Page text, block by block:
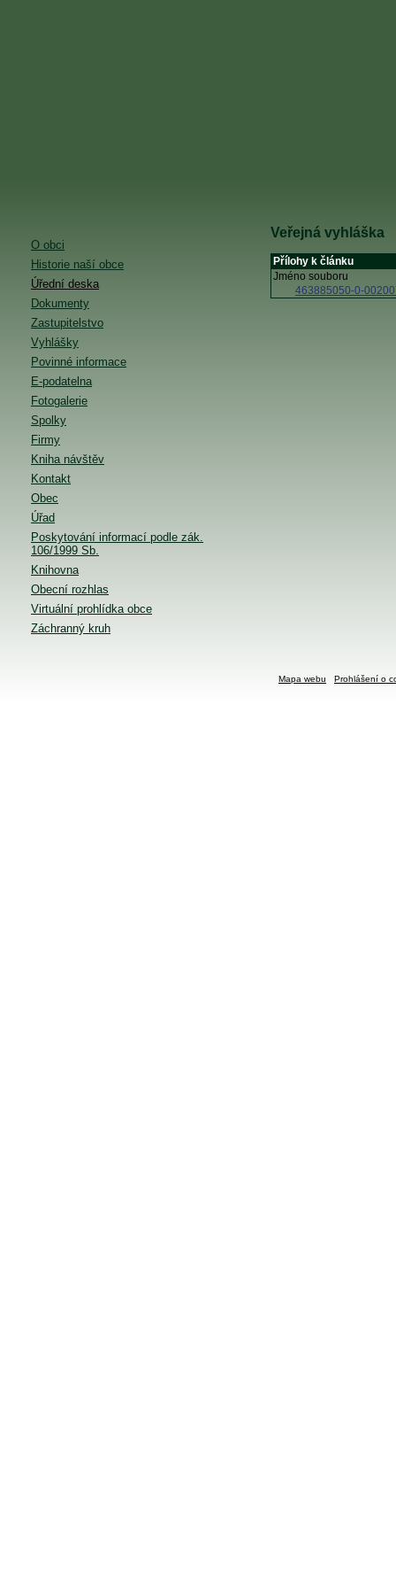
O obci
Historie naší obce
Úřední deska
Dokumenty
Zastupitelstvo
Vyhlášky
Povinné informace
E-podatelna
Fotogalerie
Spolky
Firmy
Kniha návštěv
Kontakt
Obec
Úřad
Poskytování informací podle zák.
106/1999 Sb.
Knihovna
Obecní rozhlas
Virtuální prohlídka obce
Záchranný kruh
Veřejná vyhláška
Přílohy k článku
Jméno souboru
463885050-0-
Mapa webu Prohlášení o